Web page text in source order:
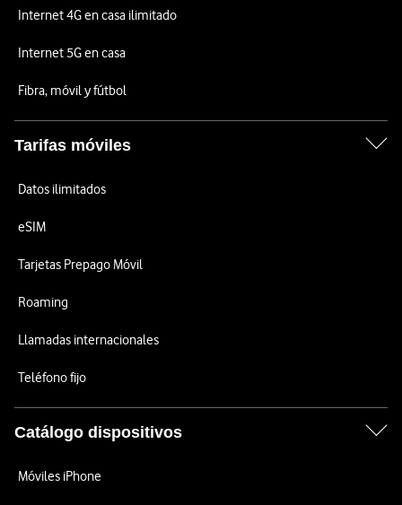
Internet 4G en casa ilimitado
Internet 5G en casa
Fibra, móvil y fútbol
Tarifas móviles
Datos ilimitados
eSIM
Tarjetas Prepago Móvil
Roaming
Llamadas internacionales
Teléfono fijo
Catálogo dispositivos
Móviles iPhone